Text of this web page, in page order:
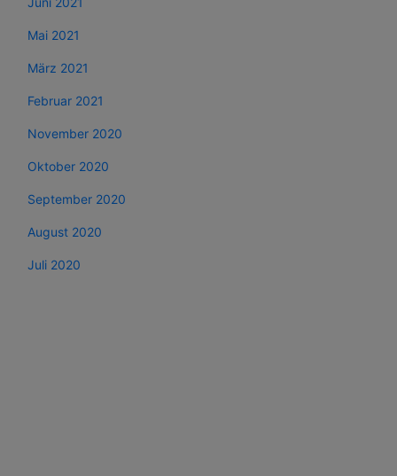
Mai 2021
März 2021
Februar 2021
November 2020
Oktober 2020
September 2020
August 2020
Juli 2020